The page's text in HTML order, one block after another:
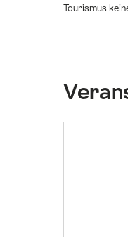
Tourismus